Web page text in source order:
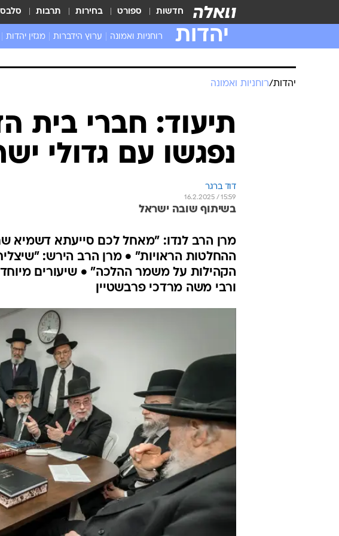
חדשות ספורט בחירות תרבות סלבס
יהדות רוחניות ואמונה ערוץ הידברות מגזין יהדות
יהדות/רוחניות ואמונה
תיעוד: חברי בית
נפגשו עם גדולי
דוד ברגר
16.2.2025 / 15:59
בשיתוף שובה ישראל
מרן הרב לנדו: "מאחל לכם סייעתא דשמיא
ההחלטות הראויות" • מרן הרב הירש:
הקהילות על משמר ההלכה" • שיעורים
ורבי משה מרדכי פרבשטיין